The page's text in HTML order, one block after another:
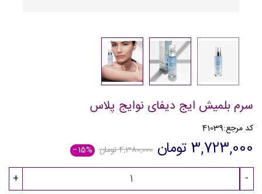
سرم بلمیش ایج دیفای نوایج پلاس
کد مرجع:41039
3,723,000 تومان 4,380,000 تومان ‎−15%
-
+